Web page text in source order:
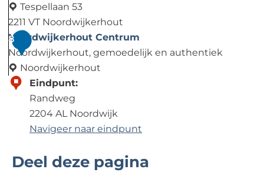
n
D
a
l
è
r
e
Tespellaan 53
2211 VT Noordwijkerhout
R
e
s
t
n
8
Noordwijkerhout Centrum
Noordwijkerhout, gemoedelijk en authentiek
Noordwijkerhout
N
w
Eindpunt:
Randweg
2204 AL Noordwijk
Navigeer naar eindpunt
Deel deze pagina